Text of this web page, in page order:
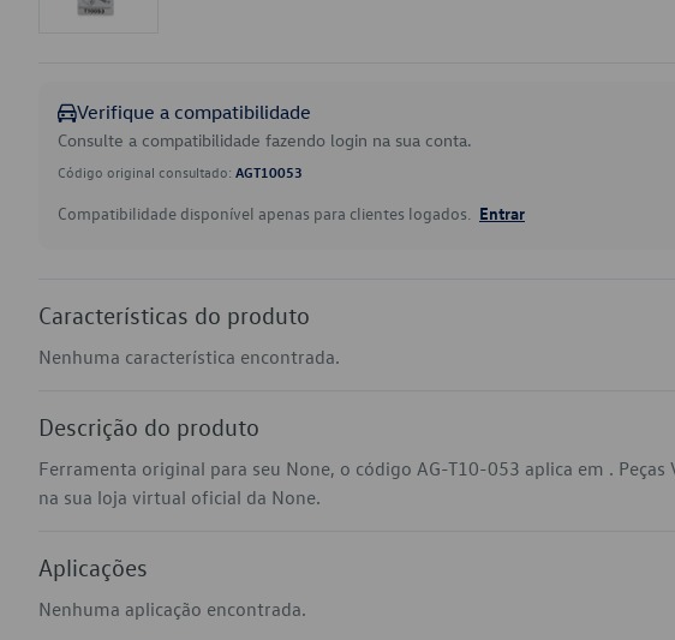
Verifique a compatibilidade
Consulte a compatibilidade fazendo login na sua conta.
Código original consultado: AGT10053
Compatibilidade disponível apenas para clientes logados. Entrar
Características do produto
Nenhuma característica encontrada.
Descrição do produto
Ferramenta original para seu None, o código AG-T10-053 aplica em . Peças
na sua loja virtual oficial da None.
Aplicações
Nenhuma aplicação encontrada.